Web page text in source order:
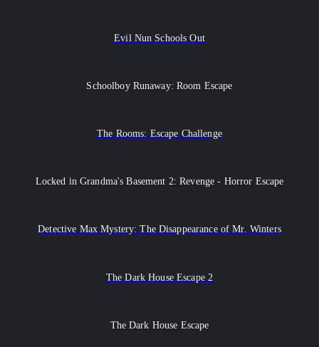
Evil Nun Schools Out
Schoolboy Runaway: Room Escape
The Rooms: Escape Challenge
Locked in Grandma's Basement 2: Revenge - Horror Escape
Detective Max Mystery: The Disappearance of Mr. Winters
The Dark House Escape 2
The Dark House Escape